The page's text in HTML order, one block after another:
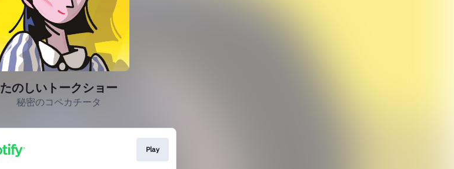
たのしいトークショー
秘密のコペカチータ
Play